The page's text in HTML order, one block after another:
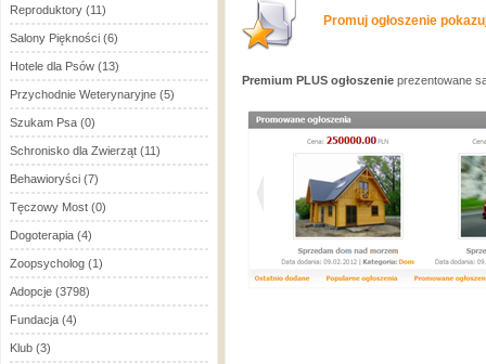
Reproduktory (11)
Salony Piękności (6)
Hotele dla Psów (13)
Przychodnie Weterynaryjne (5)
Szukam Psa (0)
Schronisko dla Zwierząt (11)
Behawioryści (7)
Tęczowy Most (0)
Dogoterapia (4)
Zoopsycholog (1)
Adopcje (3798)
Fundacja (4)
Klub (3)
Promuj ogłoszenie
Premium PLUS ogłoszenie prezentowane